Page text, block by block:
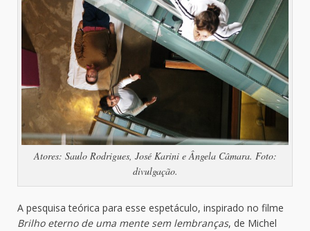
Atores: Saulo Rodrigues, José Karini e Ângela Câmara. Foto:
divulgação.
A pesquisa teórica para esse espetáculo, inspirado no filme
Brilho eterno de uma mente sem lembranças, de Michel